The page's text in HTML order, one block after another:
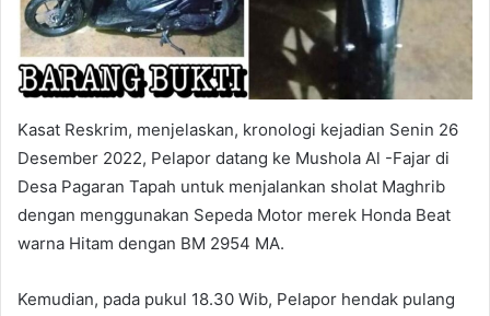
Kasat Reskrim, menjelaskan, kronologi kejadian Senin 26
Desember 2022, Pelapor datang ke Mushola Al -Fajar di
Desa Pagaran Tapah untuk menjalankan sholat Maghrib
dengan menggunakan Sepeda Motor merek Honda Beat
warna Hitam dengan BM 2954 MA.
Kemudian, pada pukul 18.30 Wib, Pelapor hendak pulang